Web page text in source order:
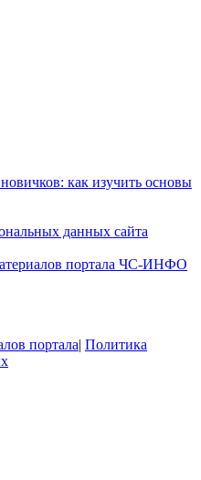
как изучить основы
данных сайта
портала ЧС-ИНФО
портала| Политика